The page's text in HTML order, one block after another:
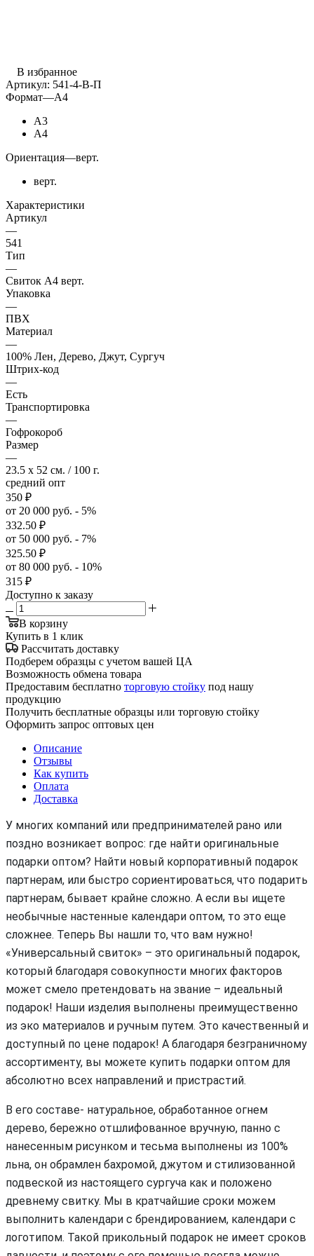
В избранное
Артикул: 541-4-В-П
Формат—А4
А3
А4
Ориентация—верт.
верт.
Характеристики
Артикул
—
541
Тип
—
Свиток А4 верт.
Упаковка
—
ПВХ
Материал
—
100% Лен, Дерево, Джут, Сургуч
Штрих-код
—
Есть
Транспортировка
—
Гофрокороб
Размер
—
23.5 x 52 см. / 100 г.
средний опт
350 ₽
от 20 000 руб. - 5%
332.50 ₽
от 50 000 руб. - 7%
325.50 ₽
от 80 000 руб. - 10%
315 ₽
Доступно к заказу
В корзину
Купить в 1 клик
Рассчитать доставку
Подберем образцы с учетом вашей ЦА
Возможность обмена товара
Предоставим бесплатно торговую стойку под нашу
продукцию
Получить бесплатные образцы или торговую стойку
Оформить запрос оптовых цен
Описание
Отзывы
Как купить
Оплата
Доставка
У многих компаний или предпринимателей рано или
поздно возникает вопрос: где найти оригинальные
подарки оптом? Найти новый корпоративный подарок
партнерам, или быстро сориентироваться, что подарить
партнерам, бывает крайне сложно. А если вы ищете
необычные настенные календари оптом, то это еще
сложнее. Теперь Вы нашли то, что вам нужно!
«Универсальный свиток» – это оригинальный подарок,
который благодаря совокупности многих факторов
может смело претендовать на звание – идеальный
подарок! Наши изделия выполнены преимущественно
из эко материалов и ручным путем. Это качественный и
доступный по цене подарок! А благодаря безграничному
ассортименту, вы можете купить подарки оптом для
абсолютно всех направлений и пристрастий.
В его составе- натуральное, обработанное огнем
дерево, бережно отшлифованное вручную, панно с
нанесенным рисунком и тесьма выполнены из 100%
льна, он обрамлен бахромой, джутом и стилизованной
подвеской из настоящего сургуча как и положено
древнему свитку. Мы в кратчайшие сроки можем
выполнить календари с брендированием, календари с
логотипом. Такой прикольный подарок не имеет сроков